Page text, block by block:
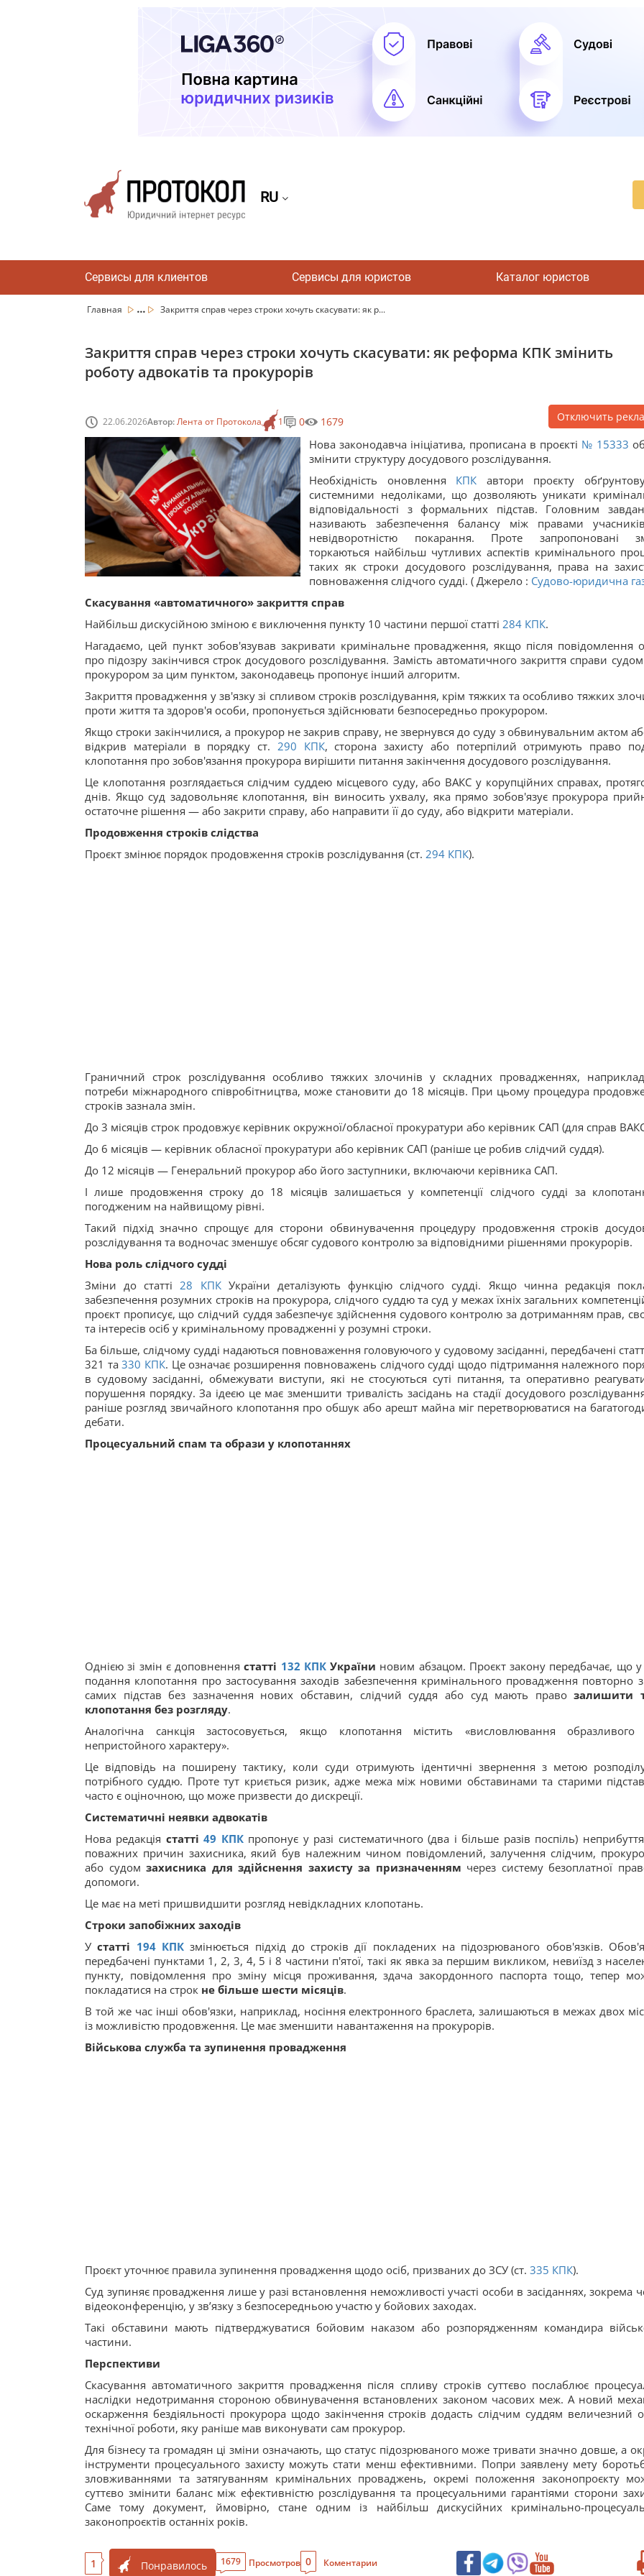
RU
Сервисы для клиентов Сервисы для юристов Каталог юристов
Главная ... Закриття справ через строки хочуть скасувати: як р...
Закриття справ через строки хочуть скасувати: як реформа КПК змінить
роботу адвокатів та прокурорів
22.06.2026Автор:Лента от Протокола 1 0 1679 Отключить
Нова законодавча ініціатива, прописана в проєкті № 15333
змінити структуру досудового розслідування.
Необхідність оновлення КПК автори проєкту
системними недоліками, що дозволяють уникати
відповідальності з формальних підстав. Головним
називають забезпечення балансу між правами
невідворотністю покарання. Проте запропоновані
торкаються найбільш чутливих аспектів кримінального
таких як строки досудового розслідування, права на
повноваження слідчого судді. ( Джерело : Судово-юридична
Скасування «автоматичного» закриття справ
Найбільш дискусійною зміною є виключення пункту 10 частини першої статті 284 КПК.
Нагадаємо, цей пункт зобов'язував закривати кримінальне провадження, якщо після повідомлення
про підозру закінчився строк досудового розслідування. Замість автоматичного закриття справи
прокурором за цим пунктом, законодавець пропонує інший алгоритм.
Закриття провадження у зв'язку зі спливом строків розслідування, крім тяжких та особливо тяжких
проти життя та здоров'я особи, пропонується здійснювати безпосередньо прокурором.
Якщо строки закінчилися, а прокурор не закрив справу, не звернувся до суду з обвинувальним актом
відкрив матеріали в порядку ст. 290 КПК, сторона захисту або потерпілий отримують право
клопотання про зобов'язання прокурора вирішити питання закінчення досудового розслідування.
Це клопотання розглядається слідчим суддею місцевого суду, або ВАКС у корупційних справах,
днів. Якщо суд задовольняє клопотання, він виносить ухвалу, яка прямо зобов'язує прокурора
остаточне рішення — або закрити справу, або направити її до суду, або відкрити матеріали.
Продовження строків слідства
Проєкт змінює порядок продовження строків розслідування (ст. 294 КПК).
Граничний строк розслідування особливо тяжких злочинів у складних провадженнях,
потреби міжнародного співробітництва, може становити до 18 місяців. При цьому процедура
строків зазнала змін.
До 3 місяців строк продовжує керівник окружної/обласної прокуратури або керівник САП (для справ
До 6 місяців — керівник обласної прокуратури або керівник САП (раніше це робив слідчий суддя).
До 12 місяців — Генеральний прокурор або його заступники, включаючи керівника САП.
І лише продовження строку до 18 місяців залишається у компетенції слідчого судді за
погодженим на найвищому рівні.
Такий підхід значно спрощує для сторони обвинувачення процедуру продовження строків
розслідування та водночас зменшує обсяг судового контролю за відповідними рішеннями прокурорів.
Нова роль слідчого судді
Зміни до статті 28 КПКУкраїни деталізують функцію слідчого судді. Якщо чинна редакція
забезпечення розумних строків на прокурора, слідчого суддю та суд у межах їхніх загальних
проєкт прописує, що слідчий суддя забезпечує здійснення судового контролю за дотриманням прав,
та інтересів осіб у кримінальному провадженні у розумні строки.
Ба більше, слідчому судді надаються повноваження головуючого у судовому засіданні, передбачені
321 та 330 КПК. Це означає розширення повноважень слідчого судді щодо підтримання належного
в судовому засіданні, обмежувати виступи, які не стосуються суті питання, та оперативно
порушення порядку. За ідеєю це має зменшити тривалість засідань на стадії досудового
раніше розгляд звичайного клопотання про обшук або арешт майна міг перетворюватися на
дебати.
Процесуальний спам та образи у клопотаннях
Однією зі змін є доповненнястатті 132 КПКУкраїни новим абзацом. Проєкт закону передбачає, що у
подання клопотання про застосування заходів забезпечення кримінального провадження повторно
самих підстав без зазначення нових обставин, слідчий суддя або суд мають правозалишити
клопотання без розгляду.
Аналогічна санкція застосовується, якщо клопотання містить «висловлювання
непристойного характеру».
Це відповідь на поширену тактику, коли суди отримують ідентичні звернення з метою
потрібного суддю. Проте тут криється ризик, адже межа між новими обставинами та старими
часто є оціночною, що може призвести до дискреції.
Систематичні неявки адвокатів
Нова редакція статті 49 КПКпропонує у разі систематичного (два і більше разів поспіль)
поважних причин захисника, який був належним чином повідомлений, залучення слідчим,
або судомзахисника для здійснення захисту за призначенням через систему безоплатної
допомоги.
Це має на меті пришвидшити розгляд невідкладних клопотань.
Строки запобіжних заходів
Устатті 194 КПКзмінюється підхід до строків дії покладених на підозрюваного обов'язків.
передбачені пунктами 1, 2, 3, 4, 5 і 8 частини п'ятої, такі як явка за першим викликом, невиїзд з
пункту, повідомлення про зміну місця проживання, здача закордонного паспорта тощо, тепер
покладатися на строк не більше шести місяців.
В той же час інші обов'язки, наприклад, носіння електронного браслета, залишаються в межах двох
із можливістю продовження. Це має зменшити навантаження на прокурорів.
Військова служба та зупинення провадження
Проєкт уточнює правила зупинення провадження щодо осіб, призваних до ЗСУ (ст. 335 КПК).
Суд зупиняє провадження лише у разі встановлення неможливості участі особи в засіданнях, зокрема
відеоконференцію, у зв’язку з безпосередньою участю у бойових заходах.
Такі обставини мають підтверджуватися бойовим наказом або розпорядженням командира
частини.
Перспективи
Скасування автоматичного закриття провадження після спливу строків суттєво послаблює
наслідки недотримання стороною обвинувачення встановлених законом часових меж. А новий
оскарження бездіяльності прокурора щодо закінчення строків додасть слідчим суддям величезний
технічної роботи, яку раніше мав виконувати сам прокурор.
Для бізнесу та громадян ці зміни означають, що статус підозрюваного може тривати значно довше, а
інструменти процесуального захисту можуть стати менш ефективними. Попри заявлену мету
зловживаннями та затягуванням кримінальних проваджень, окремі положення законопроєкту
суттєво змінити баланс між ефективністю розслідування та процесуальними гарантіями сторони
Саме тому документ, ймовірно, стане одним із найбільш дискусійних кримінально-
законопроєктів останніх років.
1 Понравилось 1679 Просмотров 0 Коментарии